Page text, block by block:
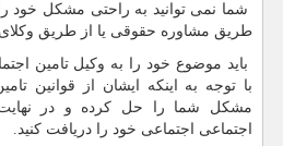
شما نمی توانید به راحتی مشکل خود را
طریق مشاوره حقوقی یا از طریق وکلای
باید موضوع خود را به وکیل تامین
با توجه به اینکه ایشان از قوانین
مشکل شما را حل کرده و در نهایت
اجتماعی اجتماعی خود را دریافت کنید.